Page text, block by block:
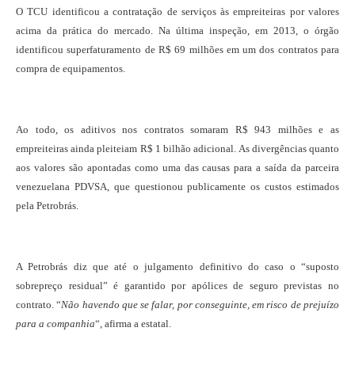
O TCU identificou a contratação de serviços às empreiteiras por valores
acima da prática do mercado. Na última inspeção, em 2013, o órgão
identificou superfaturamento de R$ 69 milhões em um dos contratos para
compra de equipamentos.
Ao todo, os aditivos nos contratos somaram R$ 943 milhões e as
empreiteiras ainda pleiteiam R$ 1 bilhão adicional. As divergências quanto
aos valores são apontadas como uma das causas para a saída da parceira
venezuelana PDVSA, que questionou publicamente os custos estimados
pela Petrobrás.
A Petrobrás diz que até o julgamento definitivo do caso o “suposto
sobrepreço residual” é garantido por apólices de seguro previstas no
contrato. “Não havendo que se falar, por conseguinte, em risco de prejuízo
para a companhia“, afirma a estatal.